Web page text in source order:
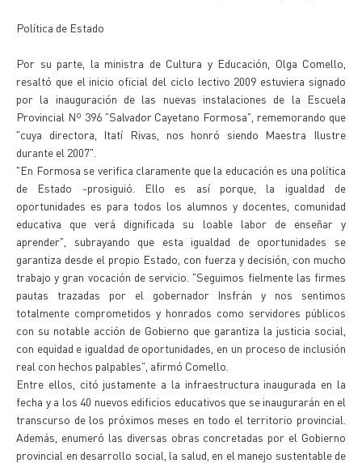
Política de Estado
Por su parte, la ministra de Cultura y Educación, Olga Comello,
resaltó que el inicio oficial del ciclo lectivo 2009 estuviera signado
por la inauguración de las nuevas instalaciones de la Escuela
Provincial Nº 396 "Salvador Cayetano Formosa", rememorando que
"cuya directora, Itatí Rivas, nos honró siendo Maestra Ilustre
durante el 2007".
"En Formosa se verifica claramente que la educación es una política
de Estado -prosiguió. Ello es así porque, la igualdad de
oportunidades es para todos los alumnos y docentes, comunidad
educativa que verá dignificada su loable labor de enseñar y
aprender", subrayando que esta igualdad de oportunidades se
garantiza desde el propio Estado, con fuerza y decisión, con mucho
trabajo y gran vocación de servicio. "Seguimos fielmente las firmes
pautas trazadas por el gobernador Insfrán y nos sentimos
totalmente comprometidos y honrados como servidores públicos
con su notable acción de Gobierno que garantiza la justicia social,
con equidad e igualdad de oportunidades, en un proceso de inclusión
real con hechos palpables", afirmó Comello.
Entre ellos, citó justamente a la infraestructura inaugurada en la
fecha y a los 40 nuevos edificios educativos que se inaugurarán en el
transcurso de los próximos meses en todo el territorio provincial.
Además, enumeró las diversas obras concretadas por el Gobierno
provincial en desarrollo social, la salud, en el manejo sustentable de